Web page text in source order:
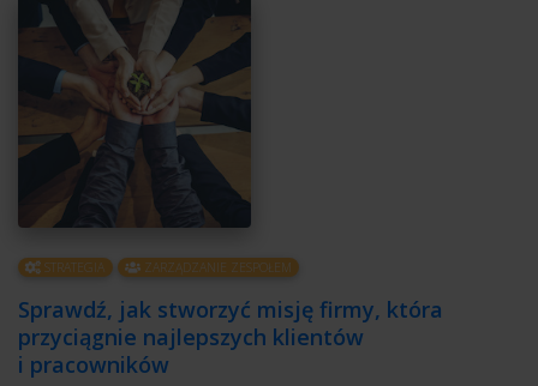
STRATEGIA ZARZĄDZANIE ZESPOŁEM
Sprawdź, jak stworzyć misję firmy, która
przyciągnie najlepszych klientów
i pracowników